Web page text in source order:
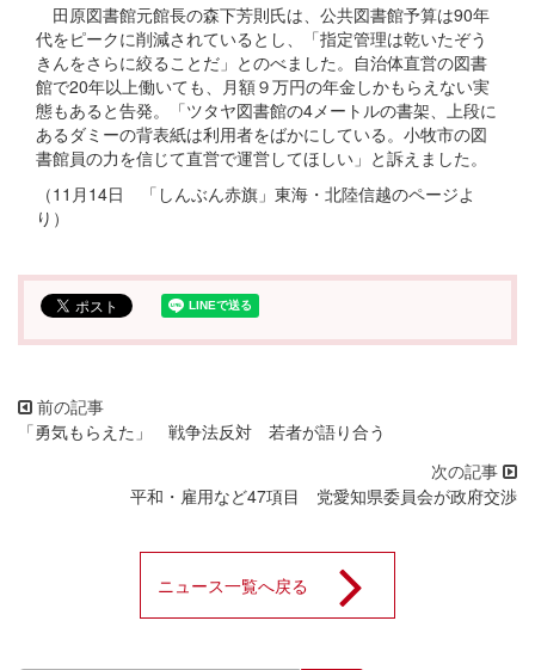
田原図書館元館長の森下芳則氏は、公共図書館予算は90年
代をピークに削減されているとし、「指定管理は乾いたぞう
きんをさらに絞ることだ」とのべました。自治体直営の図書
館で20年以上働いても、月額９万円の年金しかもらえない実
態もあると告発。「ツタヤ図書館の4メートルの書架、上段に
あるダミーの背表紙は利用者をばかにしている。小牧市の図
書館員の力を信じて直営で運営してほしい」と訴えました。
（11月14日 「しんぶん赤旗」東海・北陸信越のページよ
り）
「勇気もらえた」 戦争法反対 若者が語り合う
平和・雇用など47項目 党愛知県委員会が政府交渉
ニュース一覧へ戻る